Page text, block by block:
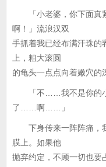
「小老婆，你下面真
啊！」流浪汉双
手抓着我已经布满汗珠的
上，粗大滚圆
的龟头一点点向着嫩穴的
「不……我不是你的
了……啊……」
下身传来一阵阵痛，
膜上。如果他
抛弃约定，不顾一切也要